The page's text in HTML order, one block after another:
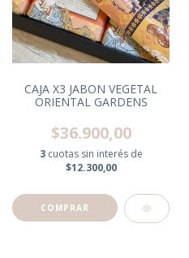
CAJA X3 JABON VEGETAL
ORIENTAL GARDENS
$36.900,00
3 cuotas sin interés de
$12.300,00